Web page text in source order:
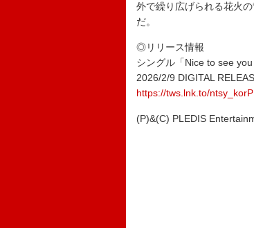
外で繰り広げられる花火
だ。
◎リリース情報
シングル「Nice to see you
2026/2/9 DIGITAL
https://tws.lnk.to/
(P)&(C) PLEDIS